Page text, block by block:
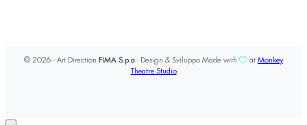
© 2026 - Art Direction FIMA S.p.a - Design & Sviluppo Made with at Monkey
Theatre Studio